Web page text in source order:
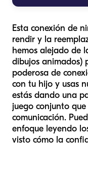
Esta conexión de
rendir y la
hemos alejado de
dibujos animados)
poderosa de
con tu hijo y usas
estás dando una
juego conjunto
comunicación.
enfoque leyendo
visto cómo la